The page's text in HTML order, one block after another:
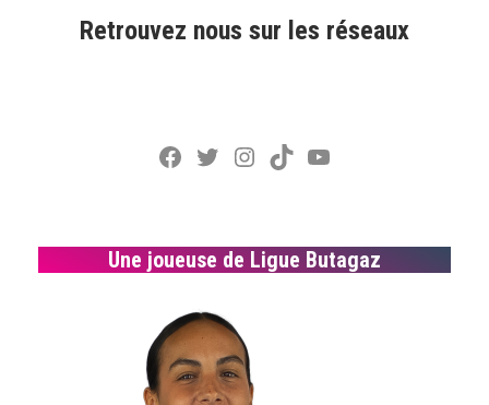
Retrouvez nous sur les réseaux
Facebook
Twitter
Instagram
TikTokYouTube
Une joueuse de Ligue Butagaz